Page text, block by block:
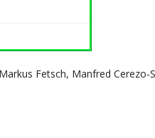
Fetsch, Manfred